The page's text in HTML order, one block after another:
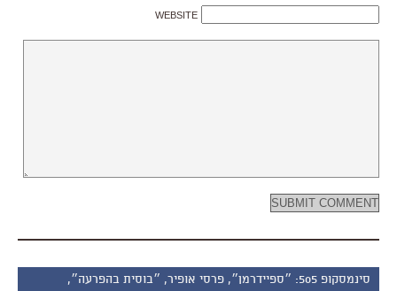
WEBSITE
סינמסקופ 505: ״ספיידרמן״, פרסי אופיר, ״בוסית בהפרעה״,